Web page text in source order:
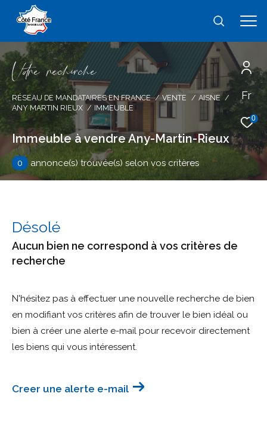
Fr
0
Vore recece
RÉSEAU DE MANDATAIRES EN FRANCE VENTE
AISNE
ANY MARTIN RIEUX
IMMEUBLE
Immeuble à vendre Any-Martin-Rieux
0 annonce(s) trouvée(s) selon vos critères
Désolé
Aucun bien ne correspond à vos critères de
recherche
N'hésitez pas à effectuer une nouvelle recherche de bien
en modifiant vos critères afin de trouver le bien idéal ou
bien à créer une alerte e-mail pour recevoir directement
les biens qui vous intéressent.
Creer une alerte e-mail
Effectuer une recherche
et trouver le bien qui correspond à vos
critères
Type
d'offre
Vente
bien
Ville
Budget
Surface
Surface
Pièces